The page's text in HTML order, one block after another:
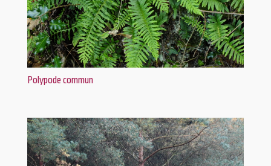
Polypode commun